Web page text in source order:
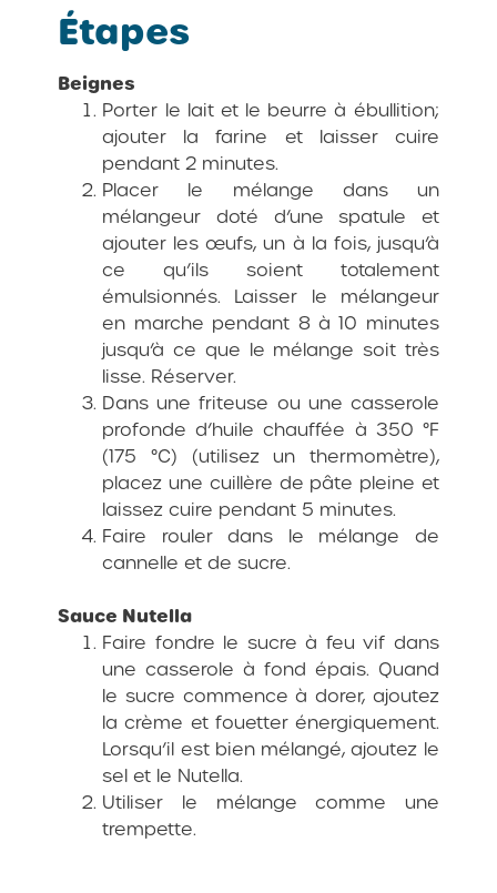
Étapes
Beignes
Porter le lait et le beurre à ébullition;
ajouter la farine et laisser cuire
pendant 2 minutes.
Placer le mélange dans un
mélangeur doté d’une spatule et
ajouter les œufs, un à la fois, jusqu’à
ce qu’ils soient totalement
émulsionnés. Laisser le mélangeur
en marche pendant 8 à 10 minutes
jusqu’à ce que le mélange soit très
lisse. Réserver.
Dans une friteuse ou une casserole
profonde d’huile chauffée à 350 °F
(175 °C) (utilisez un thermomètre),
placez une cuillère de pâte pleine et
laissez cuire pendant 5 minutes.
Faire rouler dans le mélange de
cannelle et de sucre.
Sauce Nutella
Faire fondre le sucre à feu vif dans
une casserole à fond épais. Quand
le sucre commence à dorer, ajoutez
la crème et fouetter énergiquement.
Lorsqu’il est bien mélangé, ajoutez le
sel et le Nutella.
Utiliser le mélange comme une
trempette.